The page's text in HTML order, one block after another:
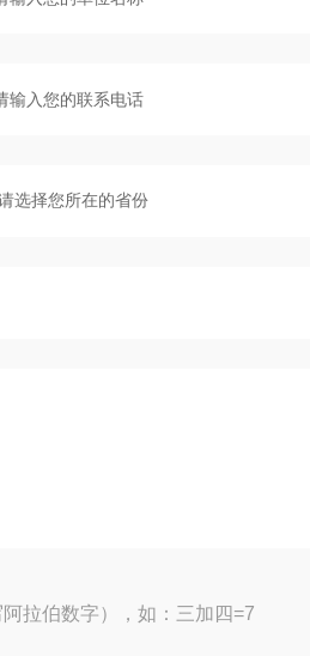
拉伯数字），如：三加四=7